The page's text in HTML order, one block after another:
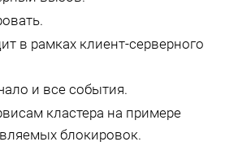
в рамках клиент-серверного
и все события.
кластера на примере
блокировок.